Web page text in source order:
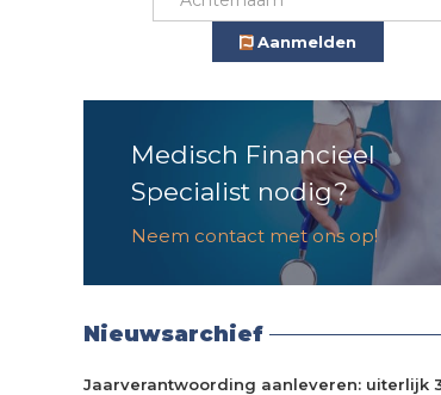
Aanmelden
Medisch Financieel
Specialist nodig?
Neem contact met ons op!
Nieuwsarchief
Jaarverantwoording aanleveren: uiterlijk